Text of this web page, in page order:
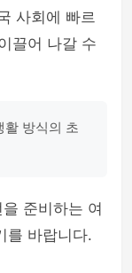
사회에 빠르
끌어 나갈 수
활 방식의 초
준비하는 여
를 바랍니다.